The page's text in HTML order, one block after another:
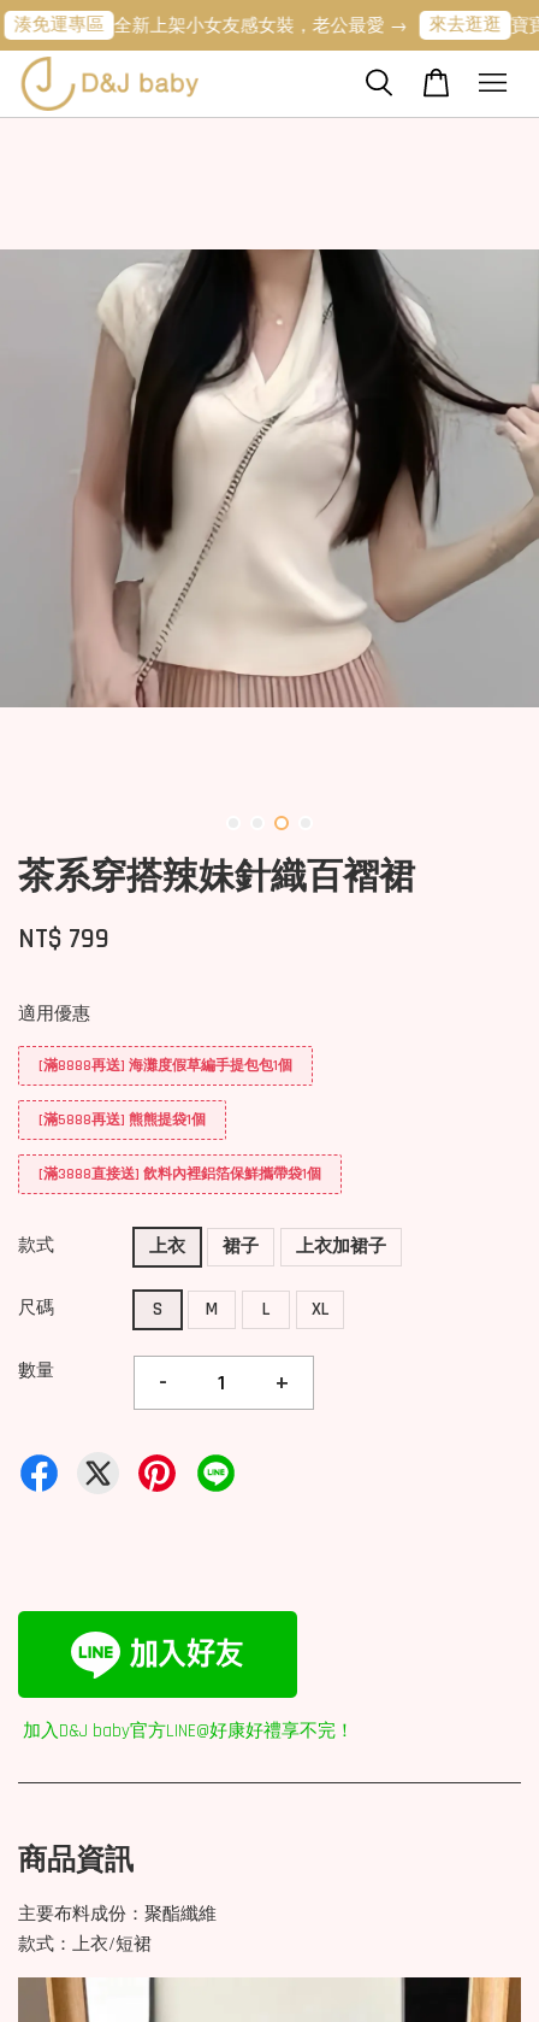
專區 全新上架小女友感女裝，老公最愛 → 來去逛逛 寶寶的
茶系穿搭辣妹針織百褶裙
NT$ 799
適用優惠
[滿8888再送] 海灘度假草編手提包包1個
[滿5888再送] 熊熊提袋1個
[滿3888直接送] 飲料內裡鋁箔保鮮攜帶袋1個
款式 上衣 裙子 上衣加裙子
尺碼 S M L XL
數量 - +
加入D&J baby官方LINE@好康好禮享不完！
商品資訊
主要布料成份：聚酯纖維
款式：上衣/短裙